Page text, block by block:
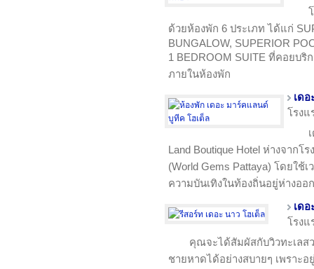
ด้วยห้องพัก 6 ประเภท ได้แก่
BUNGALOW, SUPERIOR
1 BEDROOM SUITE ที่คอยบ
ภายในห้องพัก
เด
โรง
Land Boutique Hotel ห่างจากโ
(World Gems Pattaya) โดยใช้
ความบันเทิงในท้องถิ่นอยู่ห่างออ
เดอ
โรง
คุณจะได้สัมผัสกับวิวทะเลส
ชายหาดได้อย่างสบายๆ เพราะอ